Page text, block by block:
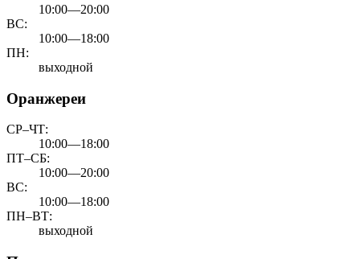
10:00—20:00
ВС:
10:00—18:00
ПН:
выходной
Оранжереи
СР–ЧТ:
10:00—18:00
ПТ–СБ:
10:00—20:00
ВС:
10:00—18:00
ПН–ВТ:
выходной